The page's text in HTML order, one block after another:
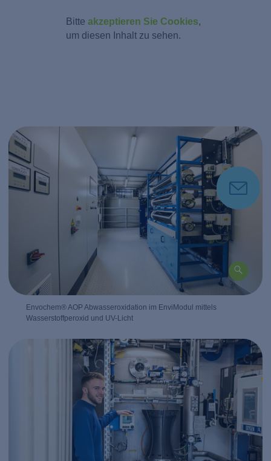
Bitte akzeptieren Sie Cookies,
um diesen Inhalt zu sehen.
Envochem® AOP Abwasseroxidation im EnviModul mittels
Wasserstoffperoxid und UV-Licht